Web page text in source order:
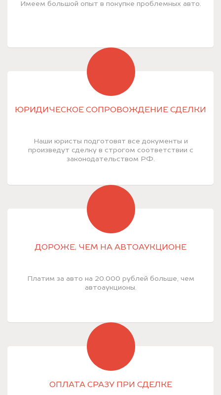
Имеем большой опыт в покупке проблемных авто.
ЮРИДИЧЕСКОЕ СОПРОВОЖДЕНИЕ СДЕЛКИ
Наши юристы подготовят все документы и
произведут сделку в строгом соответствии с
законодательством РФ.
ДОРОЖЕ, ЧЕМ НА АВТОАУКЦИОНЕ
Платим за авто на 20.000 рублей больше, чем
автоаукционы.
ОПЛАТА СРАЗУ ПРИ СДЕЛКЕ